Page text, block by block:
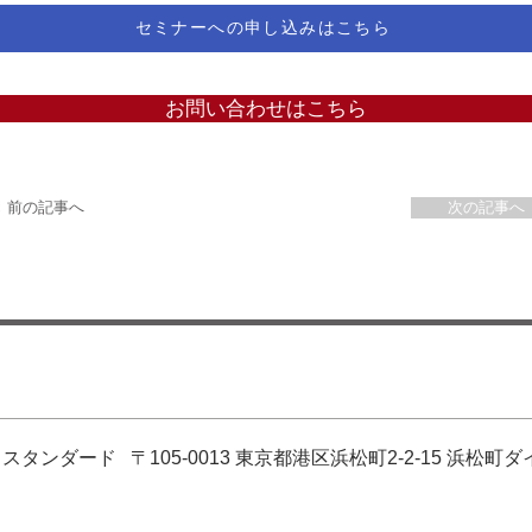
セミナーへの申し込みはこちら
お問い合わせはこちら
前の記事へ 次の記事へ
タンダード 〒105-0013 東京都港区浜松町2-2-15 浜松町ダ